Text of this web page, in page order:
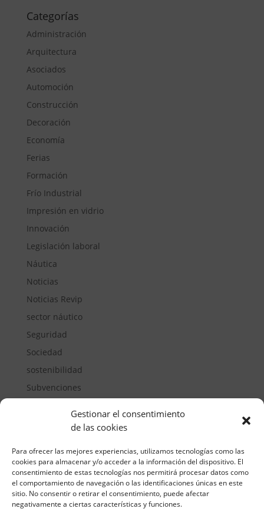
Gestionar el consentimiento
de las cookies
Para ofrecer las mejores experiencias, utilizamos tecnologías como las
cookies para almacenar y/o acceder a la información del dispositivo. El
consentimiento de estas tecnologías nos permitirá procesar datos como
el comportamiento de navegación o las identificaciones únicas en este
sitio. No consentir o retirar el consentimiento, puede afectar
negativamente a ciertas características y funciones.
Categorías
Administración
Arquitectura
Asociados
Automoción
Construcción
Decoración
Economía
Ferias
Formación
Frío Industrial
Impresión en vidrio
Innovación
Legislación laboral
Náutica
Noticias
Noticias Revip
sector náutico
Seguridad
Sociedad
sostenibilidad
Subvenciones